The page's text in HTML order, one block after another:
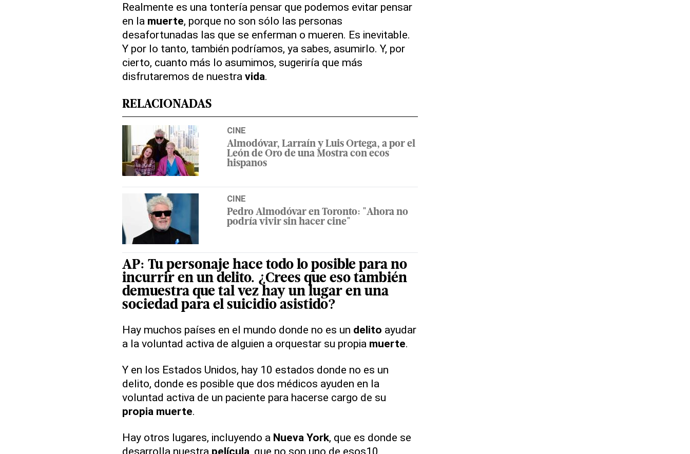
Realmente es una tontería pensar que podemos evitar pensar
en la muerte, porque no son sólo las personas
desafortunadas las que se enferman o mueren. Es inevitable.
Y por lo tanto, también podríamos, ya sabes, asumirlo. Y, por
cierto, cuanto más lo asumimos, sugeriría que más
disfrutaremos de nuestra vida.
RELACIONADAS
CINE
Almodóvar, Larraín y Luis Ortega, a por el
León de Oro de una Mostra con ecos
hispanos
CINE
Pedro Almodóvar en Toronto: "Ahora no
podría vivir sin hacer cine"
AP: Tu personaje hace todo lo posible para no
incurrir en un delito. ¿Crees que eso también
demuestra que tal vez hay un lugar en una
sociedadpara el suicidioasistido?
Hay muchos países en el mundo donde no es un delito ayudar
a la voluntad activa de alguien a orquestar su propia muerte.
Y en los Estados Unidos, hay 10 estados donde no es un
delito, donde es posible que dos médicos ayuden en la
voluntad activa de un paciente para hacerse cargo de su
propia muerte.
Hay otros lugares, incluyendo a Nueva York, que es donde se
desarrolla nuestra película , que no son uno de esos10